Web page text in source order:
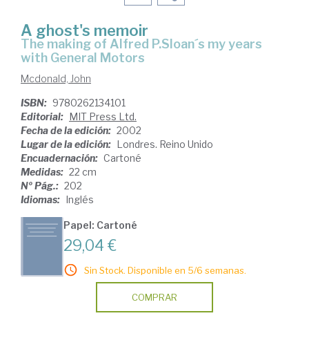
A ghost's memoir
the making of Alfred P.Sloan´s my years
with General Motors
Mcdonald, John
ISBN: 9780262134101
Editorial: MIT Press Ltd.
Fecha de la edición: 2002
Lugar de la edición: Londres. Reino Unido
Encuadernación: Cartoné
Medidas: 22 cm
Nº Pág.: 202
Idiomas: Inglés
Papel: Cartoné
29,04 €
Sin Stock. Disponible en 5/6 semanas.
COMPRAR